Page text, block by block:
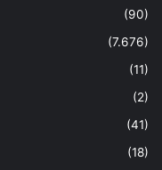
(90)
(7.676)
(11)
(2)
(41)
(18)